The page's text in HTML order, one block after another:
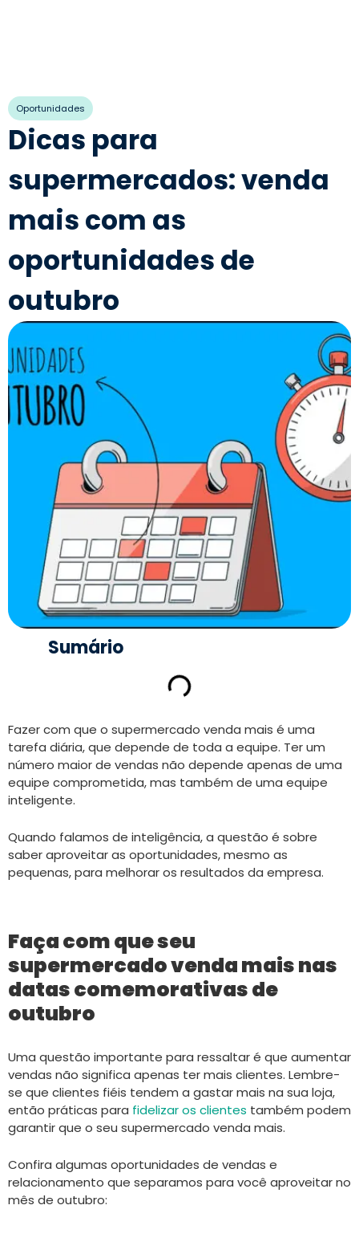
Oportunidades
Dicas para
supermercados: venda
mais com as
oportunidades de
outubro
Sumário
Fazer com que o supermercado venda mais é uma
tarefa diária, que depende de toda a equipe. Ter um
número maior de vendas não depende apenas de uma
equipe comprometida, mas também de uma equipe
inteligente.
Quando falamos de inteligência, a questão é sobre
saber aproveitar as oportunidades, mesmo as
pequenas, para melhorar os resultados da empresa.
Faça com que seu
supermercado venda mais nas
datas comemorativas de
outubro
Uma questão importante para ressaltar é que aumentar
vendas não significa apenas ter mais clientes. Lembre-
se que clientes fiéis tendem a gastar mais na sua loja,
então práticas para fidelizar os clientes também podem
garantir que o seu supermercado venda mais.
Confira algumas oportunidades de vendas e
relacionamento que separamos para você aproveitar no
mês de outubro: